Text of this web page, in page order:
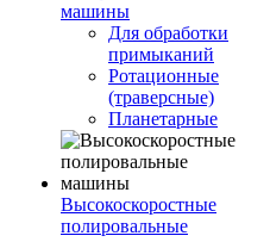
машины
Для обработки
примыканий
Ротационные
(траверсные)
Планетарные
Высокоскоростные
полировальные